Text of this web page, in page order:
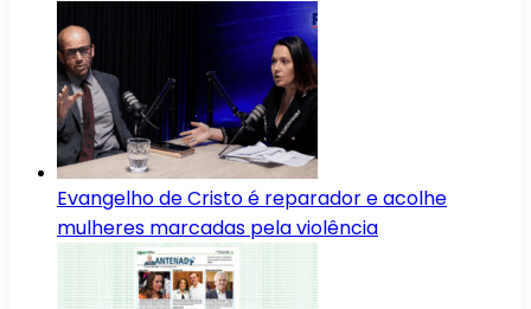
Evangelho de Cristo é reparador e acolhe
mulheres marcadas pela violência